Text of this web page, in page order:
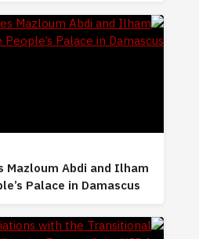
Mazloum Abdi and Ilham
Palace in Damascus